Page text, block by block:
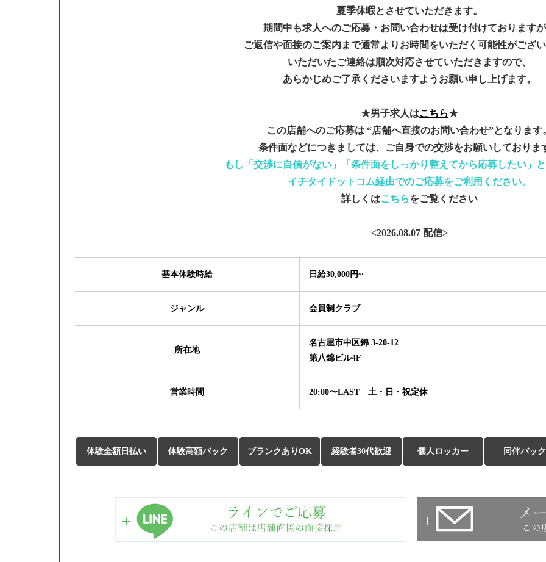
夏季休暇とさせていただきます。
期間中も求人へのご応募・お問い合わせは受け付けております
ご返信や面接のご案内まで通常よりお時間をいただく可能性がござ
いただいたご連絡は順次対応させていただきますので、
あらかじめご了承くださいますようお願い申し上げます。
★男子求人はこちら★
この店舗へのご応募は “店舗へ直接のお問い合わせ”となります
条件面などにつきましては、
ご自身での交渉をお願いしておりま
もし「交渉に自信がない」
「条件面をしっかり整えてから応募したい」
イチタイドットコム経由でのご応募をご利用ください。
詳しくはこちらをご覧ください
<2026.08.07 配信>
基本体験時給 日給30,000円~
ジャンル 会員制クラブ
所在地
名古屋市中区錦 3-20-12
第八錦ビル4F
営業時間 20:00〜LAST 土・日・祝定休
体験全額日払い 体験高額バック ブランクありOK 経験者30代歓迎 個人ロッカー 同伴バック